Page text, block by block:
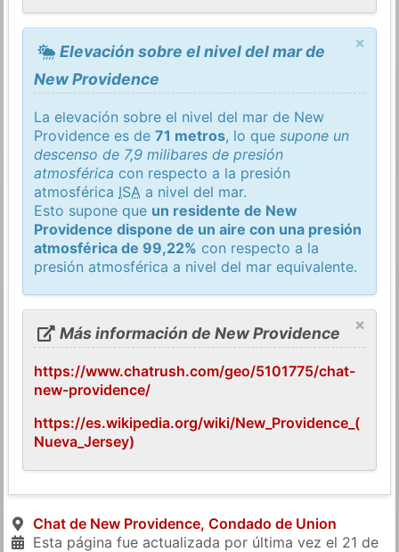
×
Elevación sobre el nivel del mar de
New Providence
La elevación sobre el nivel del mar de New
Providence es de71 metros, lo quesupone un
descenso de 7,9 milibares de presión
atmosférica con respecto a la presión
atmosférica ISA a nivel del mar.
Esto supone que un residente de New
Providence dispone de un aire con una presión
atmosférica de 99,22% con respecto a la
presión atmosférica a nivel del mar equivalente.
×
Más información de New Providence
https://www.chatrush.com/geo/5101775/chat-
new-providence/
https://es.wikipedia.org/wiki/New_Providence_(
Nueva_Jersey)
Chat de New Providence, Condado de Union
Esta página fue actualizada por última vez el 21 de